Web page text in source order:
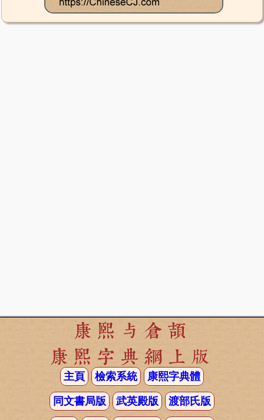
康熙与倉頡
康熙字典網上版
主頁 檢索系統 康熙字典體
同文書局版 武英殿版 渡部氏版